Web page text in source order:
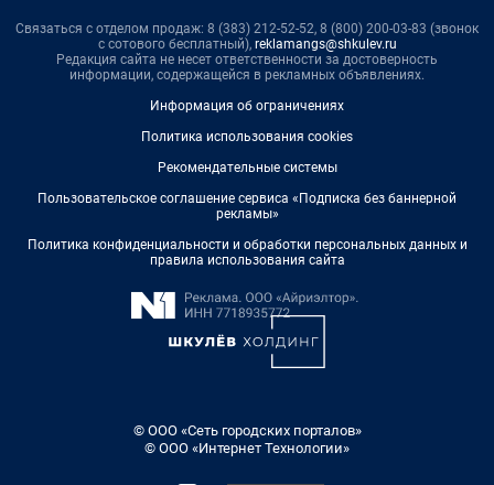
Связаться с отделом продаж: 8 (383) 212-52-52, 8 (800) 200-03-83 (звонок
с сотового бесплатный), reklamangs@shkulev.ru
Редакция сайта не несет ответственности за достоверность
информации, содержащейся в рекламных объявлениях.
Информация об ограничениях
Политика использования cookies
Рекомендательные системы
Пользовательское соглашение сервиса «Подписка без баннерной
рекламы»
Политика конфиденциальности и обработки персональных данных и
правила использования сайта
© ООО «Сеть городских порталов»
© ООО «Интернет Технологии»